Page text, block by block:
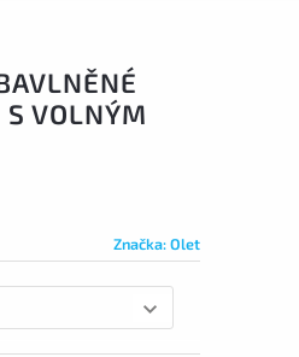
S VOLNÝM
Značka:Olet